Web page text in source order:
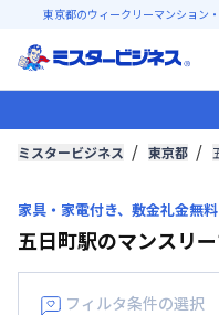
東京都のウィークリーマンション
ミスタービジネス 東京都
家具・家電付き、敷金礼金無料
五日町駅のマンスリ
フィルタ条件の選択